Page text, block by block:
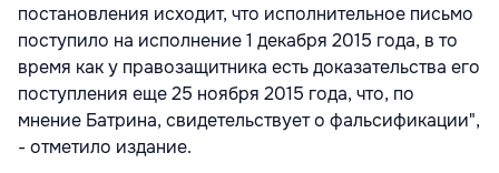
постановления исходит, что исполнительное письмо
поступило на исполнение 1 декабря 2015 года, в то
время как у правозащитника есть доказательства его
поступления еще 25 ноября 2015 года, что, по
мнение Батрина, свидетельствует о фальсификации",
- отметило издание.